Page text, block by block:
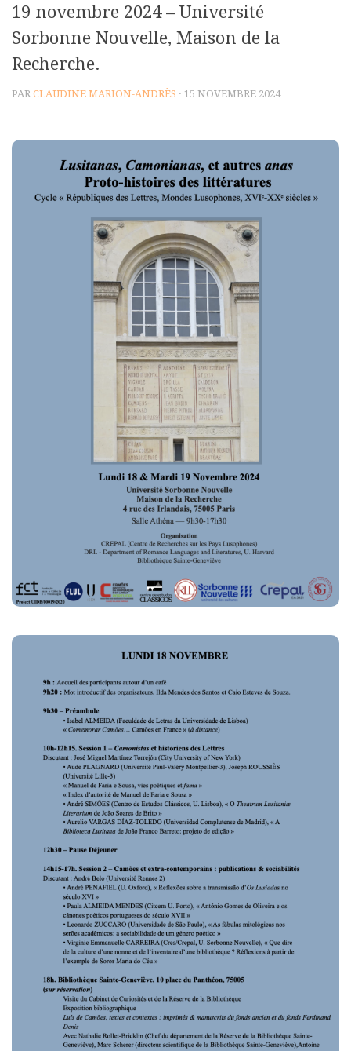
Polifonia
Concours
« Au menu »
Minutes de Fred
Vous abonner / commander un numéro
Commander un numéro PDF
Commander un numéro papier
Pour publier / Normes
Normes typographiques
19 novembre 2024 – Université
Sorbonne Nouvelle, Maison de la
Recherche.
PAR CLAUDINE MARION-ANDRÈS · 15 NOVEMBRE 2024